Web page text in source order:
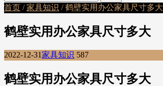
首页 /家具知识 / 鹤壁实用办公家具尺寸多大
鹤壁实用办公家具尺寸多大
2022-12-31家具知识 587
鹤壁实用办公家具尺寸多大